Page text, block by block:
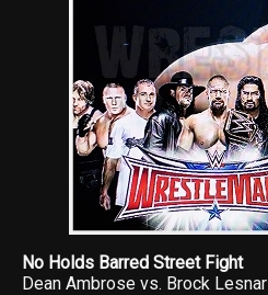
No Holds Barred Street Fight
Dean Ambrose vs. Brock Lesnar